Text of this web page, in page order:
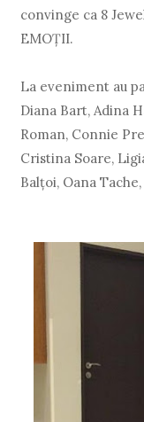
convinge ca 8
EMOŢII.
La eveniment au
Diana Bart, Adina
Roman, Connie
Cristina Soare,
Balţoi, Oana